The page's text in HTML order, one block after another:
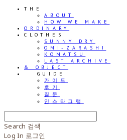
THE
ABOUT
HOW WE MAKE
ORDINARY
CLOTHES
SUNNY DRY
OMI-ZARASHI
KOMATSU
LAST ARCHIVE
& OBJECT
⠀⠀GUIDE
가이드
후기
질문
인스타그램
Search 검색
Log In 로그인